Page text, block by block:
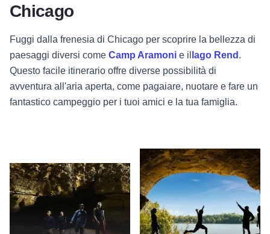
Chicago
Fuggi dalla frenesia di Chicago per scoprire la bellezza di
paesaggi diversi come Camp Aramoni e il lago Rend .
Questo facile itinerario offre diverse possibilità di
avventura all'aria aperta, come pagaiare, nuotare e fare un
fantastico campeggio per i tuoi amici e la tua famiglia.